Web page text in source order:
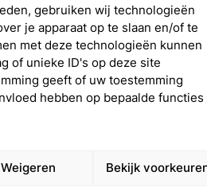
gebruiken wij technologieën
je apparaat op te slaan en/of te
met deze technologieën kunnen
of unieke ID's op deze site
geeft of uw toestemming
hebben op bepaalde functies
Weigeren Bekijk